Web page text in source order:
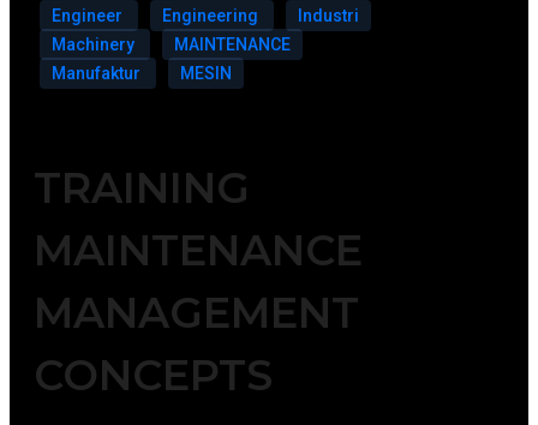
Engineer Engineering
Industri
Machinery
MAINTENANCE
Manufaktur
MESIN
TRAINING
MAINTENANCE
MANAGEMENT
CONCEPTS